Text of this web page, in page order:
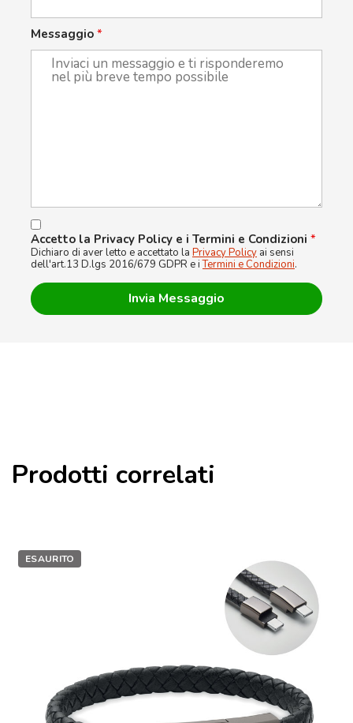
Messaggio *
Accetto la Privacy Policy e i Termini e Condizioni *
Dichiaro di aver letto e accettato la Privacy Policy ai sensi
dell'art.13 D.lgs 2016/679 GDPR e iTermini e Condizioni.
Prodotti correlati
ESAURITO